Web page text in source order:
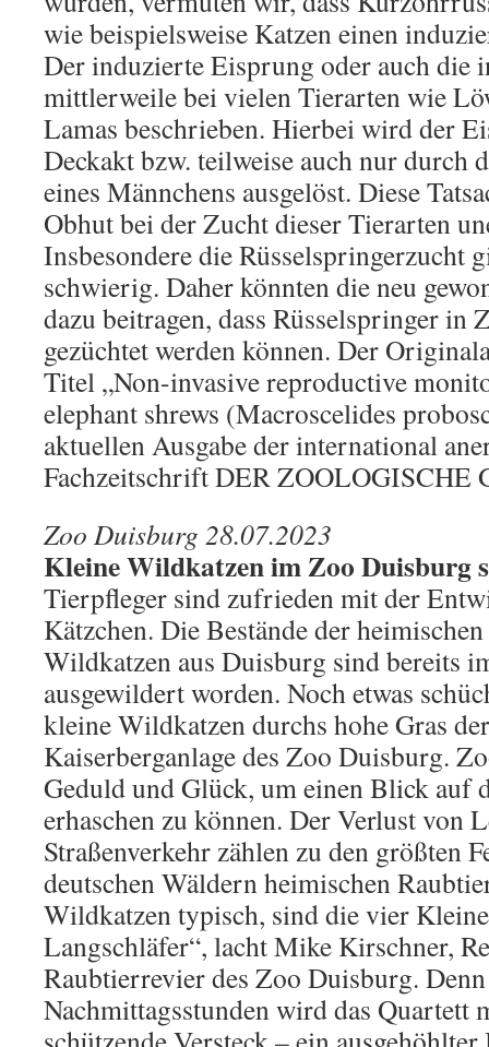
wie beispielsweise Katzen einen
Der induzierte Eisprung oder auch die
mittlerweile bei vielen Tierarten wie
Lamas beschrieben. Hierbei wird der
Deckakt bzw. teilweise auch nur durch
eines Männchens ausgelöst. Diese
Obhut bei der Zucht dieser Tierarten
Insbesondere die Rüsselspringerzucht
schwierig. Daher könnten die neu
dazu beitragen, dass Rüsselspringer in
gezüchtet werden können. Der
Titel „Non-invasive reproductive
elephant shrews (Macroscelides
aktuellen Ausgabe der international
Fachzeitschrift DER ZOOLOGISCHE
Zoo Duisburg 28.07.2023
Kleine Wildkatzen im Zoo Duisburg
Tierpfleger sind zufrieden mit der
Kätzchen. Die Bestände der
Wildkatzen aus Duisburg sind bereits
ausgewildert worden. Noch etwas
kleine Wildkatzen durchs hohe Gras
Kaiserberganlage des Zoo Duisburg.
Geduld und Glück, um einen Blick auf
erhaschen zu können. Der Verlust von
Straßenverkehr zählen zu den größten
deutschen Wäldern heimischen
Wildkatzen typisch, sind die vier
Langschläfer“, lacht Mike Kirschner,
Raubtierrevier des Zoo Duisburg.
Nachmittagsstunden wird das Quartett